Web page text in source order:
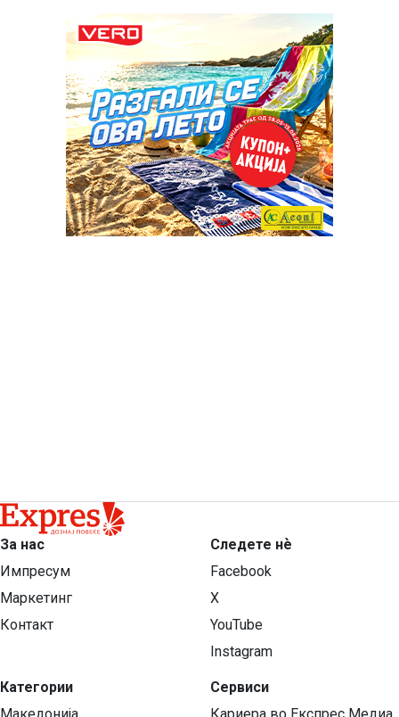
За нас
Импресум
Маркетинг
Контакт
Категории
Следете нѐ
Facebook
X
YouTube
Instagram
Сервиси